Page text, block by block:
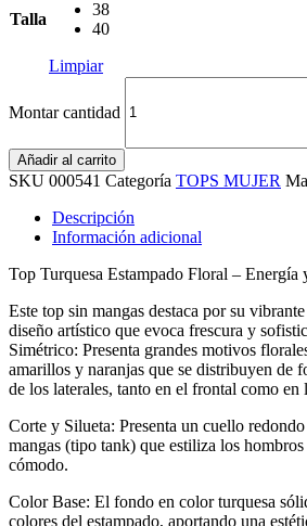
Talla
38
40
Limpiar
Montar cantidad
Añadir al carrito
SKU 000541 Categoría TOPS MUJER
Descripción
Información adicional
Top Turquesa Estampado Floral – Energía
Este top sin mangas destaca por su
diseño artístico que evoca frescura y
Simétrico: Presenta grandes motivos
amarillos y naranjas que se distribuyen de
de los laterales, tanto en el frontal como en
Corte y Silueta: Presenta un cuello
mangas (tipo tank) que estiliza los
cómodo.
Color Base: El fondo en color turquesa
colores del estampado, aportando una